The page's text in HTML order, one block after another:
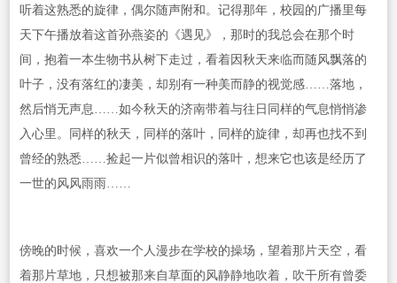
听着这熟悉的旋律，偶尔随声附和。记得那年，校园的广播里每
天下午播放着这首孙燕姿的《遇见》，那时的我总会在那个时
间，抱着一本生物书从树下走过，看着因秋天来临而随风飘落的
叶子，没有落红的凄美，却别有一种美而静的视觉感……落地，
然后悄无声息……如今秋天的济南带着与往日同样的气息悄悄渗
入心里。同样的秋天，同样的落叶，同样的旋律，却再也找不到
曾经的熟悉……捡起一片似曾相识的落叶，想来它也该是经历了
一世的风风雨雨……
傍晚的时候，喜欢一个人漫步在学校的操场，望着那片天空，看
着那片草地，只想被那来自草面的风静静地吹着，吹干所有曾委